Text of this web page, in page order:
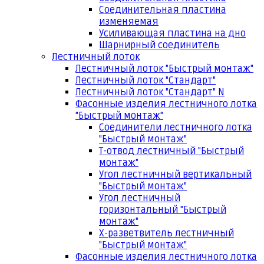
Соединительная пластина
изменяемая
Усиливающая пластина на дно
Шарнирный соединитель
Лестничный лоток
Лестничный лоток "Быстрый монтаж"
Лестничный лоток "Стандарт"
Лестничный лоток "Стандарт" N
Фасонные изделия лестничного лотка
"Быстрый монтаж"
Соединители лестничного лотка
"Быстрый монтаж"
Т-отвод лестничный "Быстрый
монтаж"
Угол лестничный вертикальный
"Быстрый монтаж"
Угол лестничный
горизонтальный "Быстрый
монтаж"
Х-разветвитель лестничный
"Быстрый монтаж"
Фасонные изделия лестничного лотка